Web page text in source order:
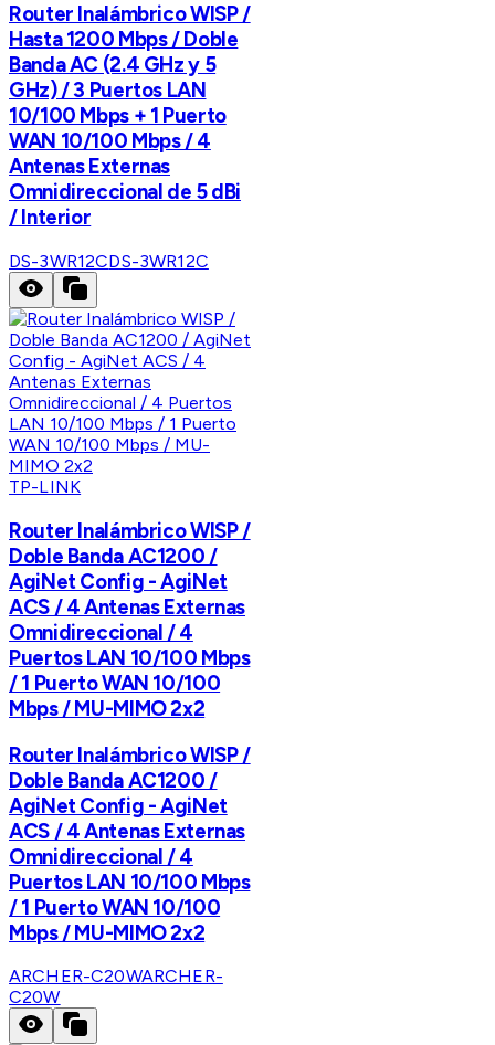
Router Inalámbrico WISP /
Hasta 1200 Mbps / Doble
Banda AC (2.4 GHz y 5
GHz) / 3 Puertos LAN
10/100 Mbps + 1 Puerto
WAN 10/100 Mbps / 4
Antenas Externas
Omnidireccional de 5 dBi
/ Interior
DS-3WR12CDS-3WR12C
TP-LINK
Router Inalámbrico WISP /
Doble Banda AC1200 /
AgiNet Config - AgiNet
ACS / 4 Antenas Externas
Omnidireccional / 4
Puertos LAN 10/100 Mbps
/ 1 Puerto WAN 10/100
Mbps / MU-MIMO 2x2
Router Inalámbrico WISP /
Doble Banda AC1200 /
AgiNet Config - AgiNet
ACS / 4 Antenas Externas
Omnidireccional / 4
Puertos LAN 10/100 Mbps
/ 1 Puerto WAN 10/100
Mbps / MU-MIMO 2x2
ARCHER-C20WARCHER-
C20W